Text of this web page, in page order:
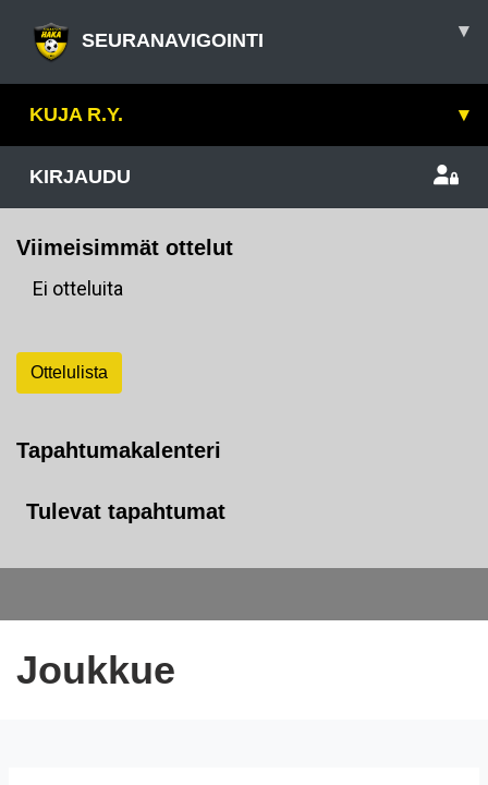
SEURANAVIGOINTI ▾
KUJA R.Y. ▾
KIRJAUDU
Viimeisimmät ottelut
Ei otteluita
Ottelulista
Tapahtumakalenteri
Tulevat tapahtumat
Joukkue